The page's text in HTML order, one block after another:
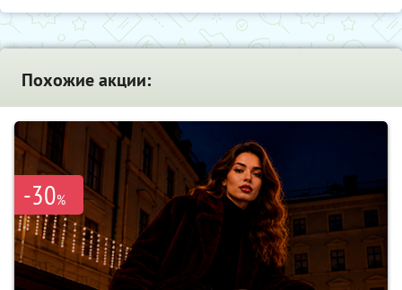
Похожие акции:
-30%